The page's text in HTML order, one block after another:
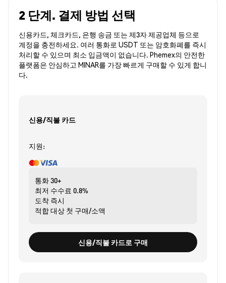
2 단계. 결제 방법 선택
신용카드, 체크카드, 은행 송금 또는 제3자 제공업체 등으로
계정을 충전하세요. 여러 통화로 USDT 또는 암호화폐를 즉시
처리할 수 있으며 최소 입금액이 없습니다. Phemex의 안전한
플랫폼은 안심하고 MINAR를 가장 빠르게 구매할 수 있게 합니
다.
신용/직불 카드
지원:
통화30+
최저 수수료 0.8%
도착 즉시
적합 대상 첫 구매/소액
신용/직불 카드로 구매